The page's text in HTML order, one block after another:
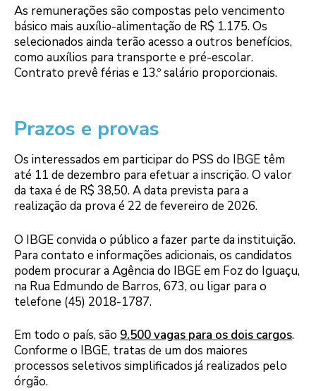
As remunerações são compostas pelo vencimento
básico mais auxílio-alimentação de R$ 1.175. Os
selecionados ainda terão acesso a outros benefícios,
como auxílios para transporte e pré-escolar.
Contrato prevê férias e 13.º salário proporcionais.
Prazos e provas
Os interessados em participar do PSS do IBGE têm
até 11 de dezembro para efetuar a inscrição. O valor
da taxa é de R$ 38,50. A data prevista para a
realização da prova é 22 de fevereiro de 2026.
O IBGE convida o público a fazer parte da instituição.
Para contato e informações adicionais, os candidatos
podem procurar a Agência do IBGE em Foz do Iguaçu,
na Rua Edmundo de Barros, 673, ou ligar para o
telefone (45) 2018-1787.
Em todo o país, são 9.500 vagas para os dois cargos.
Conforme o IBGE, tratas de um dos maiores
processos seletivos simplificados já realizados pelo
órgão.